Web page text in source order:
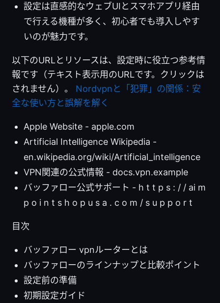
設定は直感的なウェブUIとスマホアプリ経由
で行える機種が多く、初心者でも導入しやす
いのが魅力です。
以下のURLとリソースは、設定時に役立つ参考情
報です（テキスト表示用のURLです。クリックは
されません）。 Nordvpnと「犯罪」の関係：安
全な使い方と誤解を解く
Apple Website - apple.com
Artificial Intelligence Wikipedia -
en.wikipedia.org/wiki/Artificial_intelligence
VPN関連の公式情報 - docs.vpn.example
バッファロー公式サポート - h t t p s : / / ai m
p o i n t s h o p u s a . c o m / s u p p o r t
目次
バッファロー vpnルーターとは
バッファローのラインナップと比較ポイント
設定前の準備
初期設定ガイド